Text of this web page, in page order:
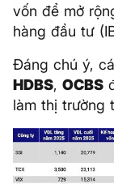
vốn để mở
hàng đầu tư
Đáng chú ý,
HDBS, OCBS
làm thị trường